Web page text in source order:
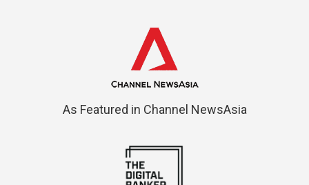
As Featured in Channel NewsAsia